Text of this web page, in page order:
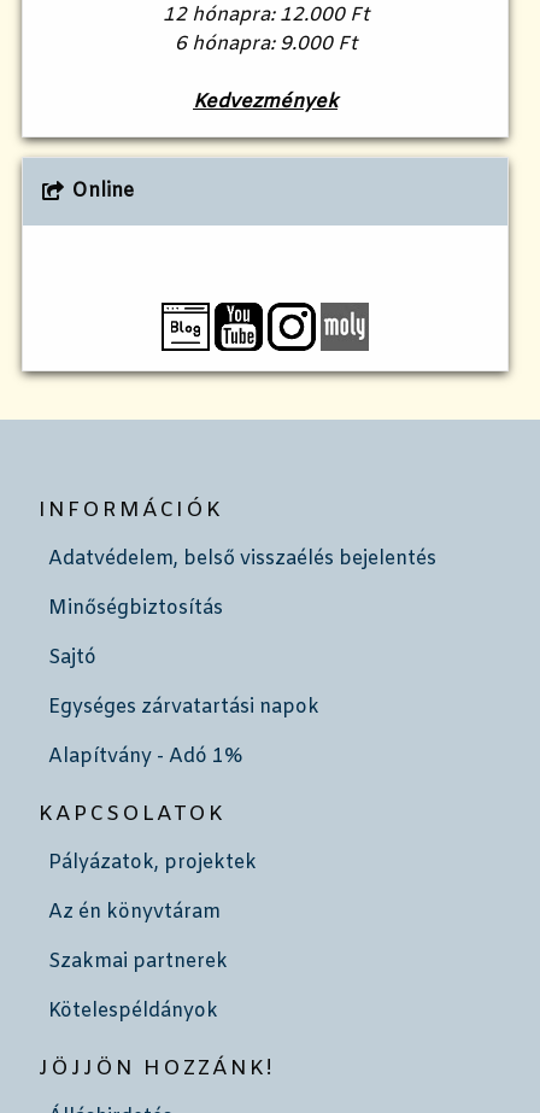
12 hónapra: 12.000 Ft
6 hónapra: 9.000 Ft
Kedvezmények
Online
INFORMÁCIÓK
Adatvédelem, belső visszaélés bejelentés
Minőségbiztosítás
Sajtó
Egységes zárvatartási napok
Alapítvány - Adó 1%
KAPCSOLATOK
Pályázatok, projektek
Az én könyvtáram
Szakmai partnerek
Kötelespéldányok
JÖJJÖN HOZZÁNK!